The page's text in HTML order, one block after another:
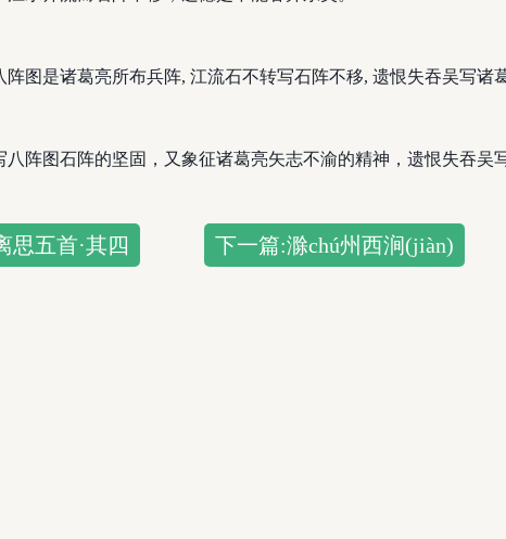
图是诸葛亮所布兵阵, 江流石不转写石阵不移, 遗恨失吞吴写诸
阵图石阵的坚固，又象征诸葛亮矢志不渝的精神，遗恨失吞吴
思五首·其四 下一篇:滁chú州西涧(jiàn)